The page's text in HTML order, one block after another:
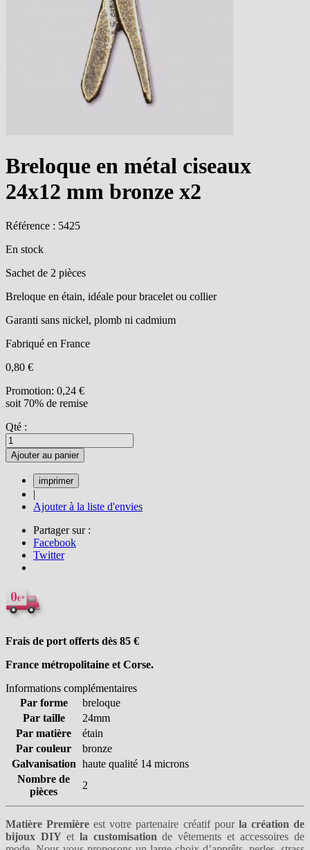
Breloque en métal ciseaux
24x12 mm bronze x2
Référence : 5425
En stock
Sachet de 2 pièces
Breloque en étain, idéale pour bracelet ou collier
Garanti sans nickel, plomb ni cadmium
Fabriqué en France
0,80 €
Promotion: 0,24 €
soit 70% de remise
Qté :
Ajouter au panier
|
Ajouter à la liste d'envies
Partager sur :
Facebook
Twitter
Frais de port offerts dès 85 €
France métropolitaine et Corse.
Informations complémentaires
Par forme
breloque
Par taille
24mm
Par matière
étain
Par couleur
bronze
Galvanisation haute qualité 14 microns
Nombre de
pièces
2
Matière Première est votre partenaire créatif pourla création de
bijoux DIY etla customisation de vêtements et accessoires de